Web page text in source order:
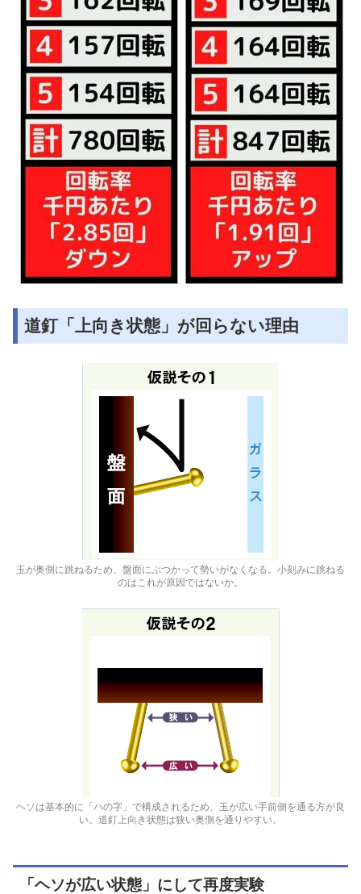
道釘「上向き状態」が回らない理由
玉が奥側に跳ねるため、盤面にぶつかって勢いがなくなる。小刻みに跳ねる
のはこれが原因ではないか。
ヘソは基本的に「ハの字」で構成されるため、玉が広い手前側を通る方が良
い。道釘上向き状態は狭い奥側を通りやすい。
「ヘソが広い状態」にして再度実験